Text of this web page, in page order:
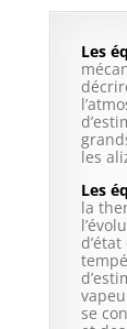
Les
les
Les
la
se